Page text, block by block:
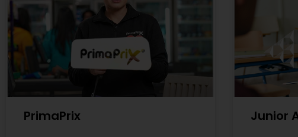
PrimaPrix Junior